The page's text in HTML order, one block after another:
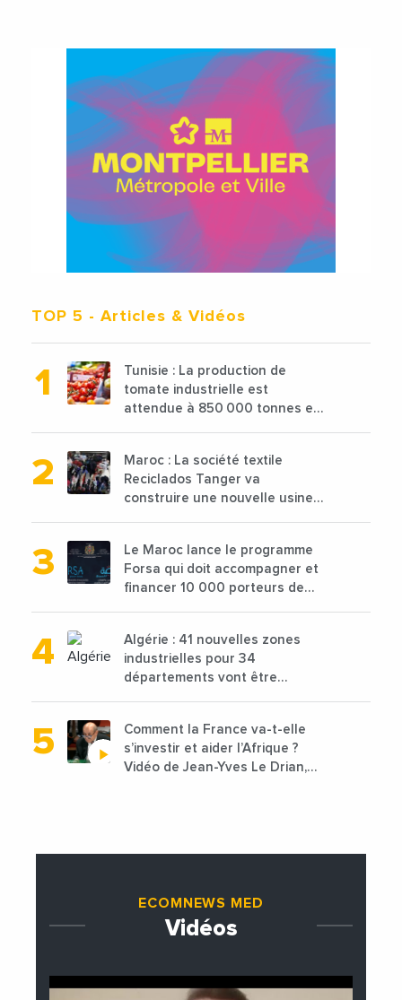
TOP 5 - Articles & Vidéos
Tunisie : La production de
tomate industrielle est
attendue à 850 000 tonnes en
Maroc : La société textile
Reciclados Tanger va
construire une nouvelle usine
Le Maroc lance le programme
Forsa qui doit accompagner et
financer 10 000 porteurs de
Algérie : 41 nouvelles zones
industrielles pour 34
départements vont être
Comment la France va-t-elle
s’investir et aider l’Afrique ?
Vidéo de Jean-Yves Le Drian,
ECOMNEWS MED
Vidéos